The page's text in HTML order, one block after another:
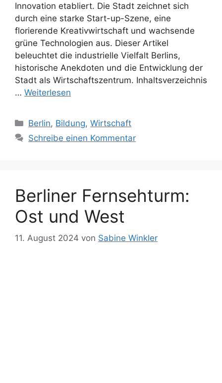
Innovation etabliert. Die Stadt zeichnet sich
durch eine starke Start-up-Szene, eine
florierende Kreativwirtschaft und wachsende
grüne Technologien aus. Dieser Artikel
beleuchtet die industrielle Vielfalt Berlins,
historische Anekdoten und die Entwicklung der
Stadt als Wirtschaftszentrum. Inhaltsverzeichnis
… Weiterlesen
Kategorien
Berlin, Bildung,Wirtschaft
Schreibe einen Kommentar
Berliner Fernsehturm:
Ost und West
11. August 2024 von Sabine Winkler